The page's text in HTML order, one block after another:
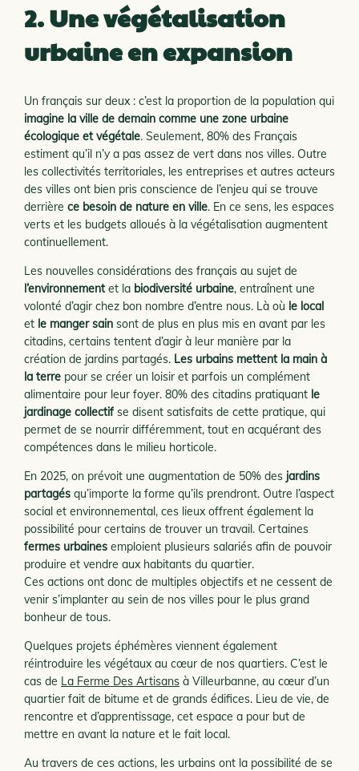
2. Une végétalisation
urbaine en expansion
Un français sur deux : c’est la proportion de la population qui
imagine la ville de demain comme une zone urbaine
écologique et végétale. Seulement, 80% des Français
estiment qu’il n’y a pas assez de vert dans nos villes. Outre
les collectivités territoriales, les entreprises et autres acteurs
des villes ont bien pris conscience de l’enjeu qui se trouve
derrière ce besoin de nature en ville. En ce sens, les espaces
verts et les budgets alloués à la végétalisation augmentent
continuellement.
Les nouvelles considérations des français au sujet de
l’environnementet la biodiversité urbaine, entraînent une
volonté d’agir chez bon nombre d’entre nous. Là où le local
et le manger sain sont de plus en plus mis en avant par les
citadins, certains tentent d’agir à leur manière par la
création de jardins partagés. Les urbains mettent la main à
la terre pour se créer un loisir et parfois un complément
alimentaire pour leur foyer. 80% des citadins pratiquant le
jardinage collectif se disent satisfaits de cette pratique, qui
permet de se nourrir différemment, tout en acquérant des
compétences dans le milieu horticole.
En 2025, on prévoit une augmentation de 50% des jardins
partagés qu’importe la forme qu’ils prendront. Outre l’aspect
social et environnemental, ces lieux offrent également la
possibilité pour certains de trouver un travail. Certaines
fermes urbaines emploient plusieurs salariés afin de pouvoir
produire et vendre aux habitants du quartier.
Ces actions ont donc de multiples objectifs et ne cessent de
venir s’implanter au sein de nos villes pour le plus grand
bonheur de tous.
Quelques projets éphémères viennent également
réintroduire les végétaux au cœur de nos quartiers. C’est le
cas de La Ferme Des Artisans à Villeurbanne, au cœur d’un
quartier fait de bitume et de grands édifices. Lieu de vie, de
rencontre et d’apprentissage, cet espace a pour but de
mettre en avant la nature et le fait local.
Au travers de ces actions, les urbains ont la possibilité de se